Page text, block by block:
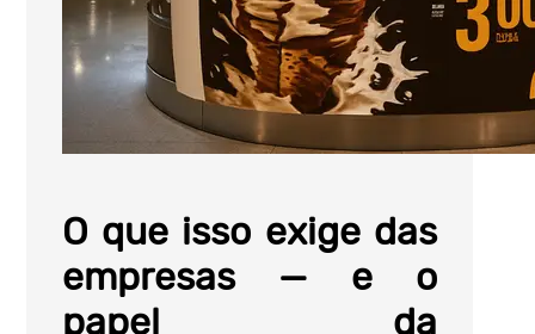
O que isso exige das
empresas — e o
papel da